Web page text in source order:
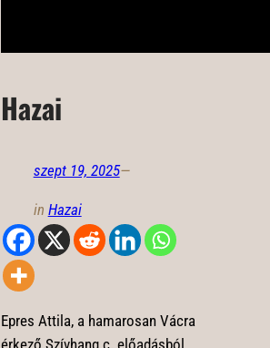
Hazai
szept 19, 2025—
in Hazai
Epres Attila, a hamarosan Vácra
érkező Szívhang c. előadásból